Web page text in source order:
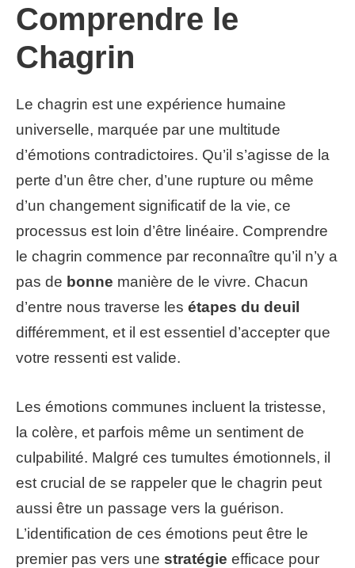
Comprendre le
Chagrin
Le chagrin est une expérience humaine
universelle, marquée par une multitude
d’émotions contradictoires. Qu’il s’agisse de la
perte d’un être cher, d’une rupture ou même
d’un changement significatif de la vie, ce
processus est loin d’être linéaire. Comprendre
le chagrin commence par reconnaître qu’il n’y a
pas de bonne manière de le vivre. Chacun
d’entre nous traverse les étapes du deuil
différemment, et il est essentiel d’accepter que
votre ressenti est valide.
Les émotions communes incluent la tristesse,
la colère, et parfois même un sentiment de
culpabilité. Malgré ces tumultes émotionnels, il
est crucial de se rappeler que le chagrin peut
aussi être un passage vers la guérison.
L’identification de ces émotions peut être le
premier pas vers une stratégie efficace pour